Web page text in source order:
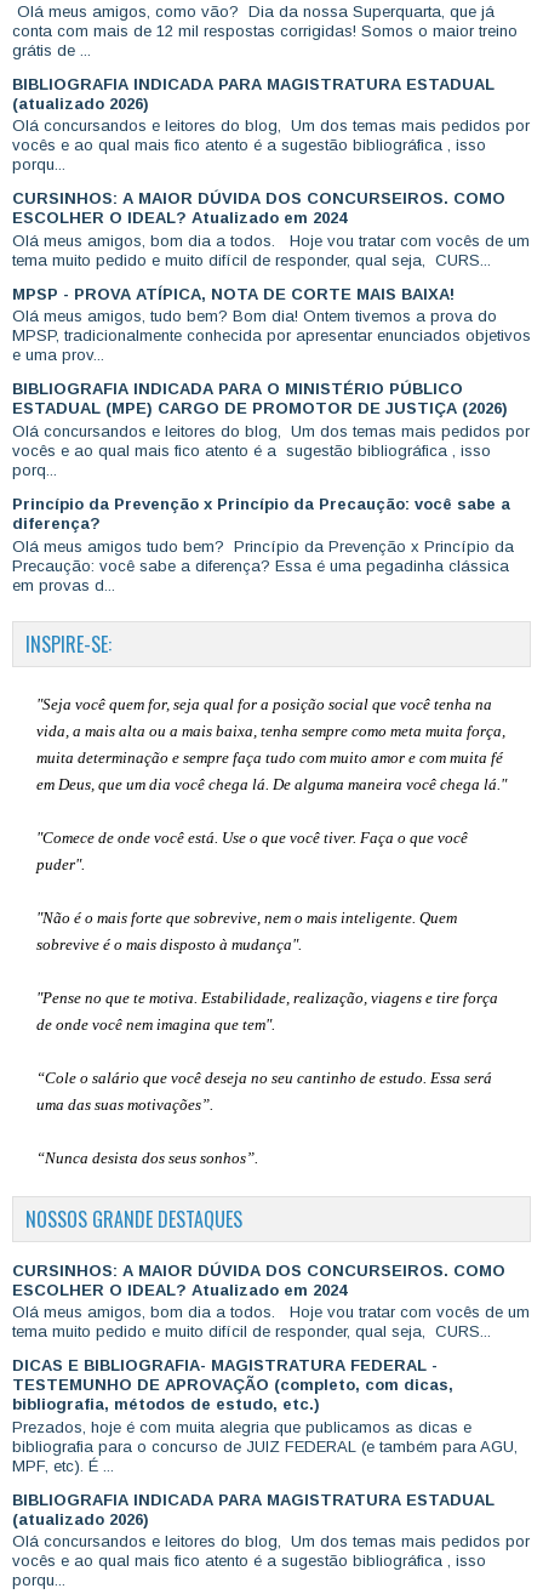
Olá meus amigos, como vão? Dia da nossa Superquarta, que já
conta com mais de 12 mil respostas corrigidas! Somos o maior treino
grátis de ...
BIBLIOGRAFIA INDICADA PARA MAGISTRATURA ESTADUAL
(atualizado 2026)
Olá concursandos e leitores do blog, Um dos temas mais pedidos por
vocês e ao qual mais fico atento é a sugestão bibliográfica , isso
porqu...
CURSINHOS: A MAIOR DÚVIDA DOS CONCURSEIROS. COMO
ESCOLHER O IDEAL? Atualizado em 2024
Olá meus amigos, bom dia a todos. Hoje vou tratar com vocês de um
tema muito pedido e muito difícil de responder, qual seja, CURS...
MPSP - PROVA ATÍPICA, NOTA DE CORTE MAIS BAIXA!
Olá meus amigos, tudo bem? Bom dia! Ontem tivemos a prova do
MPSP, tradicionalmente conhecida por apresentar enunciados objetivos
e uma prov...
BIBLIOGRAFIA INDICADA PARA O MINISTÉRIO PÚBLICO
ESTADUAL (MPE) CARGO DE PROMOTOR DE JUSTIÇA (2026)
Olá concursandos e leitores do blog, Um dos temas mais pedidos por
vocês e ao qual mais fico atento é a sugestão bibliográfica , isso
porq...
Princípio da Prevenção x Princípio da Precaução: você sabe a
diferença?
Olá meus amigos tudo bem? Princípio da Prevenção x Princípio da
Precaução: você sabe a diferença? Essa é uma pegadinha clássica
em provas d...
INSPIRE-SE:
"Seja você quem for, seja qual for a posição social que você tenha na
vida, a mais alta ou a mais baixa, tenha sempre como meta muita força,
muita determinação e sempre faça tudo com muito amor e com muita fé
em Deus, que um dia você chega lá. De alguma maneira você chega lá."
"Comece de onde você está. Use o que você tiver. Faça o que você
puder".
"Não é o mais forte que sobrevive, nem o mais inteligente. Quem
sobrevive é o mais disposto à mudança".
"Pense no que te motiva. Estabilidade, realização, viagens e tire força
de onde você nem imagina que tem".
“Cole o salário que você deseja no seu cantinho de estudo. Essa será
uma das suas motivações”
“Nunca desista dos seus sonhos”.
NOSSOS GRANDE DESTAQUES
CURSINHOS: A MAIOR DÚVIDA DOS CONCURSEIROS. COMO
ESCOLHER O IDEAL? Atualizado em 2024
Olá meus amigos, bom dia a todos. Hoje vou tratar com vocês de um
tema muito pedido e muito difícil de responder, qual seja, CURS...
DICAS E BIBLIOGRAFIA- MAGISTRATURA FEDERAL -
TESTEMUNHO DE APROVAÇÃO (completo, com dicas,
bibliografia, métodos de estudo, etc.)
Prezados, hoje é com muita alegria que publicamos as dicas e
bibliografia para o concurso de JUIZ FEDERAL (e também para AGU,
MPF, etc). É ...
BIBLIOGRAFIA INDICADA PARA MAGISTRATURA ESTADUAL
(atualizado 2026)
Olá concursandos e leitores do blog, Um dos temas mais pedidos por
vocês e ao qual mais fico atento é a sugestão bibliográfica , isso
porqu...